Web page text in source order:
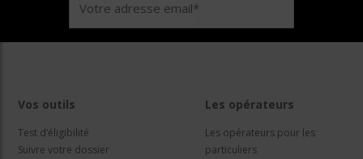
Vos outils
Test d’éligibilité
Suivre votre dossier
Les opérateurs
Les opérateurs pour les
particuliers